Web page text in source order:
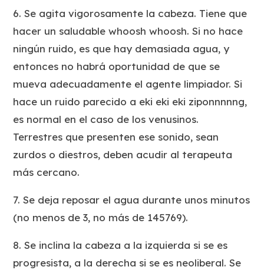
6. Se agita vigorosamente la cabeza. Tiene que
hacer un saludablewhoosh whoosh. Si no hace
ningún ruido, es que hay demasiada agua, y
entonces no habrá oportunidad de que se
mueva adecuadamente el agente limpiador. Si
hace un ruido parecido a eki eki eki ziponnnnng,
es normal en el caso de los venusinos.
Terrestres que presenten ese sonido, sean
zurdos o diestros, deben acudir al terapeuta
más cercano.
7. Se deja reposar el agua durante unos minutos
(no menos de 3, no más de 145769).
8. Se inclina la cabeza a la izquierda si se es
progresista, a la derecha si se es neoliberal. Se